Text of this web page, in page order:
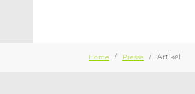
Home Presse Artikel